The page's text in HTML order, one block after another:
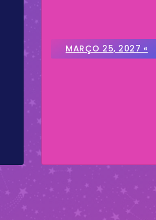
MARÇO 25, 2027 «